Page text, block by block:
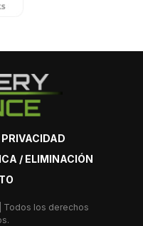
/ ELIMINACIÓN
Todos los derechos